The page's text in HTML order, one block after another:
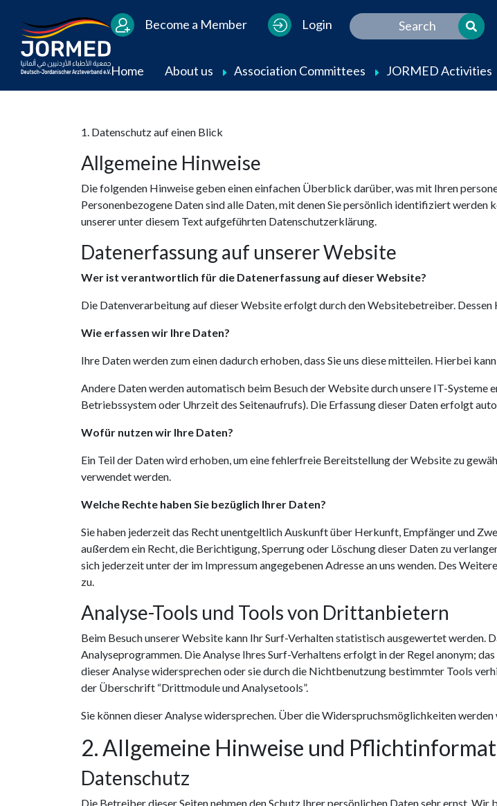
Users Menu
Become a Member Login
Main navigation
Home About us Association Committees JORMED Activities
1. Datenschutz auf einen Blick
Allgemeine Hinweise
Die folgenden Hinweise geben einen einfachen Überblick darüber, was mit Ihren
Personenbezogene Daten sind alle Daten, mit denen Sie persönlich identifiziert
unserer unter diesem Text aufgeführten Datenschutzerklärung.
Datenerfassung auf unserer Website
Wer ist verantwortlich für die Datenerfassung auf dieser Website?
Die Datenverarbeitung auf dieser Website erfolgt durch den Websitebetreiber. Dessen
Wie erfassen wir Ihre Daten?
Ihre Daten werden zum einen dadurch erhoben, dass Sie uns diese mitteilen. Hierbei
Andere Daten werden automatisch beim Besuch der Website durch unsere IT-Systeme
Betriebssystem oder Uhrzeit des Seitenaufrufs). Die Erfassung dieser Daten erfolgt
Wofür nutzen wir Ihre Daten?
Ein Teil der Daten wird erhoben, um eine fehlerfreie Bereitstellung der Website zu
verwendet werden.
Welche Rechte haben Sie bezüglich Ihrer Daten?
Sie haben jederzeit das Recht unentgeltlich Auskunft über Herkunft, Empfänger und
außerdem ein Recht, die Berichtigung, Sperrung oder Löschung dieser Daten zu
sich jederzeit unter der im Impressum angegebenen Adresse an uns wenden. Des
zu.
Analyse-Tools und Tools von Drittanbietern
Beim Besuch unserer Website kann Ihr Surf-Verhalten statistisch ausgewertet werden.
Analyseprogrammen. Die Analyse Ihres Surf-Verhaltens erfolgt in der Regel anonym;
dieser Analyse widersprechen oder sie durch die Nichtbenutzung bestimmter Tools
der Überschrift “Drittmodule und Analysetools”.
Sie können dieser Analyse widersprechen. Über die Widerspruchsmöglichkeiten
2. Allgemeine Hinweise und
Datenschutz
Die Betreiber dieser Seiten nehmen den Schutz Ihrer persönlichen Daten sehr ernst.